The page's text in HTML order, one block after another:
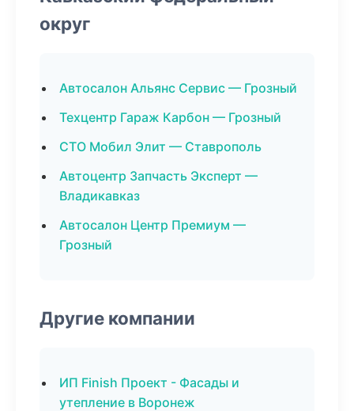
округ
Автосалон Альянс Сервис — Грозный
Техцентр Гараж Карбон — Грозный
СТО Мобил Элит — Ставрополь
Автоцентр Запчасть Эксперт —
Владикавказ
Автосалон Центр Премиум —
Грозный
Другие компании
ИП Finish Проект - Фасады и
утепление в Воронеж